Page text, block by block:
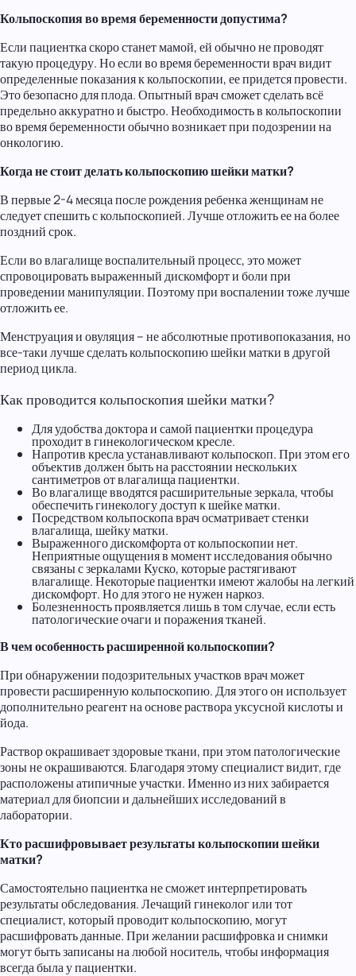
Кольпоскопия во время беременности допустима?
Если пациентка скоро станет мамой, ей обычно не проводят
такую процедуру. Но если во время беременности врач видит
определенные показания к кольпоскопии, ее придется провести.
Это безопасно для плода. Опытный врач сможет сделать всё
предельно аккуратно и быстро. Необходимость в кольпоскопии
во время беременности обычно возникает при подозрении на
онкологию.
Когда не стоит делать кольпоскопию шейки матки?
В первые 2-4 месяца после рождения ребенка женщинам не
следует спешить с кольпоскопией. Лучше отложить ее на более
поздний срок.
Если во влагалище воспалительный процесс, это может
спровоцировать выраженный дискомфорт и боли при
проведении манипуляции. Поэтому при воспалении тоже лучше
отложить ее.
Менструация и овуляция – не абсолютные противопоказания, но
все-таки лучше сделать кольпоскопию шейки матки в другой
период цикла.
Как проводится кольпоскопия шейки матки?
Для удобства доктора и самой пациентки процедура
проходит в гинекологическом кресле.
Напротив кресла устанавливают кольпоскоп. При этом его
объектив должен быть на расстоянии нескольких
сантиметров от влагалища пациентки.
Во влагалище вводятся расширительные зеркала, чтобы
обеспечить гинекологу доступ к шейке матки.
Посредством кольпоскопа врач осматривает стенки
влагалища, шейку матки.
Выраженного дискомфорта от кольпоскопии нет.
Неприятные ощущения в момент исследования обычно
связаны с зеркалами Куско, которые растягивают
влагалище. Некоторые пациентки имеют жалобы на легкий
дискомфорт. Но для этого не нужен наркоз.
Болезненность проявляется лишь в том случае, если есть
патологические очаги и поражения тканей.
В чем особенность расширенной кольпоскопии?
При обнаружении подозрительных участков врач может
провести расширенную кольпоскопию. Для этого он использует
дополнительно реагент на основе раствора уксусной кислоты и
йода.
Раствор окрашивает здоровые ткани, при этом патологические
зоны не окрашиваются. Благодаря этому специалист видит, где
расположены атипичные участки. Именно из них забирается
материал для биопсии и дальнейших исследований в
лаборатории.
Кто расшифровывает результаты кольпоскопии шейки
матки?
Самостоятельно пациентка не сможет интерпретировать
результаты обследования. Лечащий гинеколог или тот
специалист, который проводит кольпоскопию, могут
расшифровать данные. При желании расшифровка и снимки
могут быть записаны на любой носитель, чтобы информация
всегда была у пациентки.